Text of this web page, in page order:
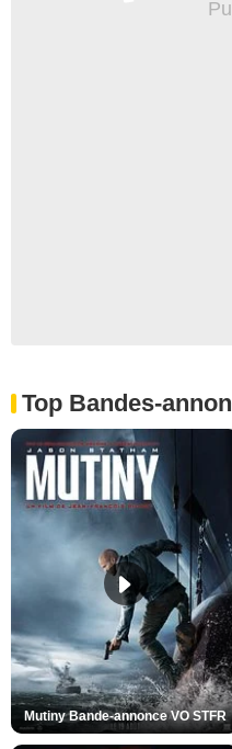
Top Bandes-
Mutiny Bande-annonce VO STFR